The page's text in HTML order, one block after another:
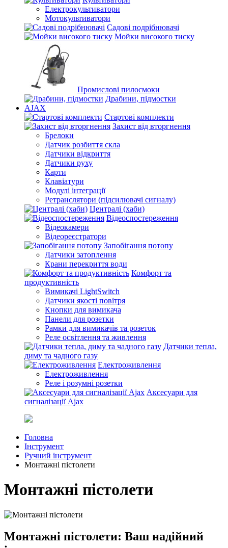
Електрокультиватори
Мотокультиватори
Садові подрібнювачі
Мойки високого тиску
Промислові пилосмоки
Драбини, підмостки
AJAX
Стартові комплекти
Захист від вторгнення
Брелоки
Датчик розбиття скла
Датчики відкриття
Датчики руху
Карти
Клавіатури
Модулі інтеграції
Ретранслятори (підсилювачі сигналу)
Централі (хаби)
Відеоспостереження
Відеокамери
Відеореєстратори
Запобігання потопу
Датчики затоплення
Крани перекриття води
Комфорт та
продуктивність
Вимикачі LightSwitch
Датчики якості повітря
Кнопки для вимикача
Панели для розетки
Рамки для вимикачів та розеток
Реле освітлення та живлення
Датчики тепла,
диму та чадного газу
Електроживлення
Електроживлення
Реле і розумні розетки
Аксесуари для
сигналізації Ajax
Головна
Інструмент
Ручний інструмент
Монтажні пістолети
Монтажні пістолети
Монтажні пістолети: Ваш надійний